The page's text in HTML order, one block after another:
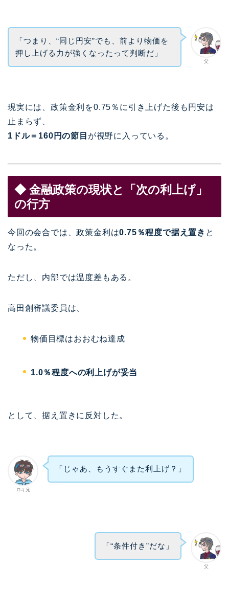
父
「つまり、“同じ円安”でも、前より物価を
押し上げる力が強くなったって判断だ」
現実には、政策金利を0.75％に引き上げた後も円安は
止まらず、
1ドル＝160円の節目 が視野に入っている。
◆ 金融政策の現状と「次の利上げ」
の行方
今回の会合では、政策金利は0.75％程度で据え置き と
なった。
ただし、内部では温度差もある。
高田創審議委員は、
物価目標はおおむね達成
1.0％程度への利上げが妥当
として、据え置きに反対した。
ロキ兄
「じゃあ、もうすぐまた利上げ？」
父
「“条件付き”だな」